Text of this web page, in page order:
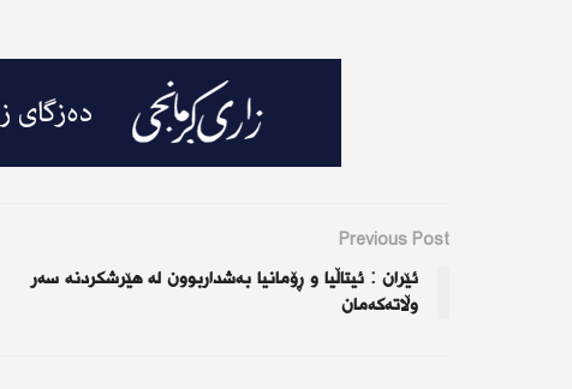
Previous Post
ئێران : ئیتاڵیا و ڕۆمانیا بەشداربوون لە هێرشكردنە سەر
وڵاتەكەمان